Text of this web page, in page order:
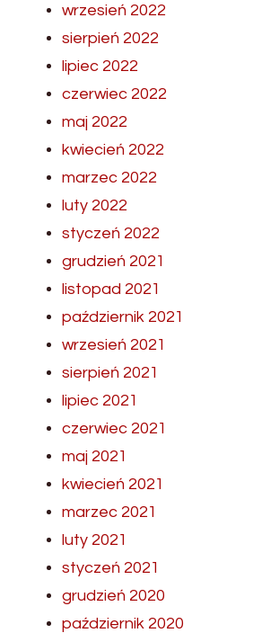
wrzesień 2022
sierpień 2022
lipiec 2022
czerwiec 2022
maj 2022
kwiecień 2022
marzec 2022
luty 2022
styczeń 2022
grudzień 2021
listopad 2021
październik 2021
wrzesień 2021
sierpień 2021
lipiec 2021
czerwiec 2021
maj 2021
kwiecień 2021
marzec 2021
luty 2021
styczeń 2021
grudzień 2020
październik 2020